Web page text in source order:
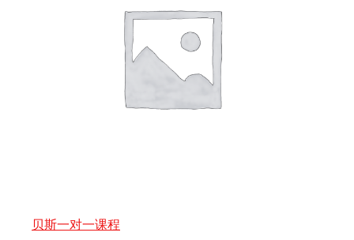
贝斯一对一课程